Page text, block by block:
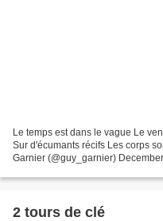
Le temps est dans le vague Le
Sur d'écumants récifs Les corps
Garnier (@guy_garnier)
2 tours de clé